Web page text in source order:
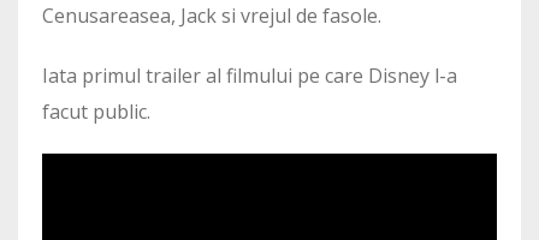
Cenusareasea, Jack si vrejul de fasole.
Iata primul trailer al filmului pe care Disney l-a
facut public.